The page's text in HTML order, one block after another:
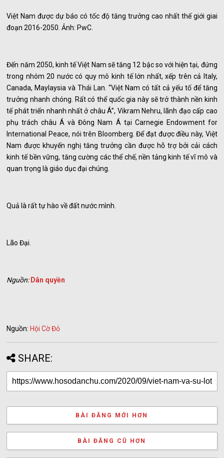
Việt Nam được dự báo có tốc độ tăng trưởng cao nhất thế giới giai
đoạn 2016-2050. Ảnh: PwC.
Đến năm 2050, kinh tế Việt Nam sẽ tăng 12 bậc so với hiện tại, đứng
trong nhóm 20 nước có quy mô kinh tế lớn nhất, xếp trên cả Italy,
Canada, Maylaysia và Thái Lan. “Việt Nam có tất cả yếu tố để tăng
trưởng nhanh chóng. Rất có thể quốc gia này sẽ trở thành nền kinh
tế phát triển nhanh nhất ở châu Á”, Vikram Nehru, lãnh đạo cấp cao
phụ trách châu Á và Đông Nam Á tại Carnegie Endowment for
International Peace, nói trên Bloomberg. Để đạt được điều này, Việt
Nam được khuyến nghị tăng trưởng cần được hỗ trợ bởi cải cách
kinh tế bền vững, tăng cường các thể chế, nền tảng kinh tế vĩ mô và
quan trọng là giáo dục đại chúng.
Quả là rất tự hào về đất nước mình.
Lão Đại.
Nguồn: Dân quyền
Nguồn: Hội Cờ Đỏ
SHARE:
BÀI ĐĂNG MỚI HƠN
BÀI ĐĂNG CŨ HƠN